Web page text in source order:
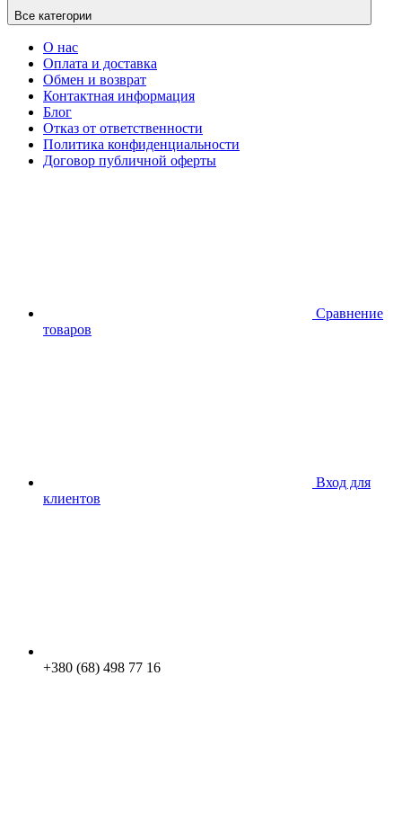
Все категории
О нас
Оплата и доставка
Обмен и возврат
Контактная информация
Блог
Отказ от ответственности
Политика конфиденциальности
Договор публичной оферты
Сравнение
товаров
Вход для
клиентов
+380 (68) 498 77 16